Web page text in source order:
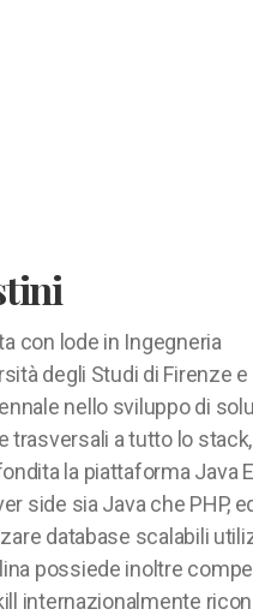
con lode in Ingegneria
degli Studi di Firenze e
nello sviluppo di
trasversali a tutto lo stack,
la piattaforma Java
side sia Java che PHP,
database scalabili
possiede inoltre
internazionalmente